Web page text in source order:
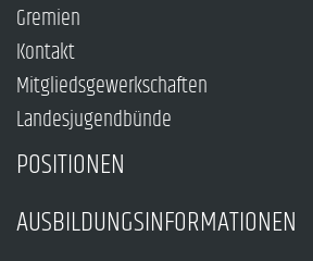
Gremien
Kontakt
Mitgliedsgewerkschaften
Landesjugendbünde
POSITIONEN
AUSBILDUNGSINFORMATIONEN